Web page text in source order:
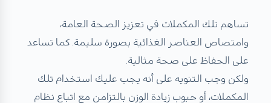
تساهم تلك المكملات في تعزيز الصحة العامة،
وامتصاص العناصر الغذائية بصورة سليمة. كما تساعد
على الحفاظ على صحة مثالية.
ولكن وجب التنويه على أنه يجب عليك استخدام تلك
المكملات، أو حبوب زيادة الوزن بالتزامن مع اتباع نظام